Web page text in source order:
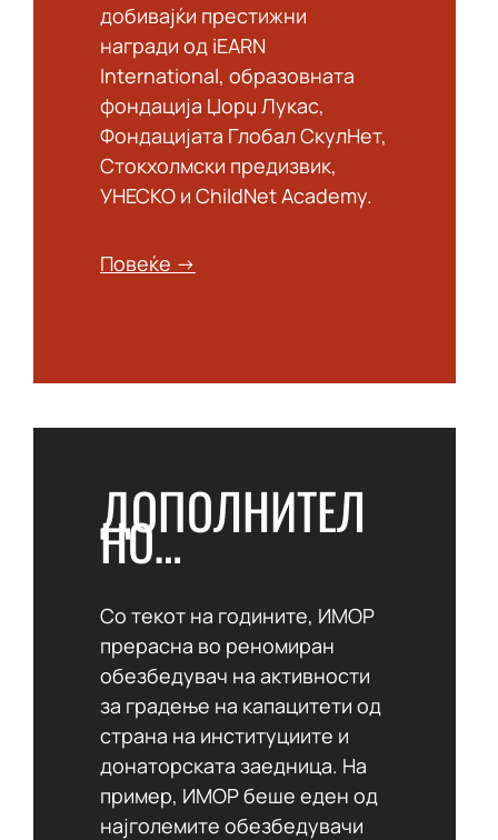
добивајќи престижни
награди од iEARN
International, образовната
фондација Џорџ Лукас,
Фондацијата Глобал СкулНет,
Стокхолмски предизвик,
УНЕСКО и ChildNet Academy.
Повеќе →
ДОПОЛНИТЕЛ
НО…
Со текот на годините, ИМОР
прерасна во реномиран
обезбедувач на активности
за градење на капацитети од
страна на институциите и
донаторската заедница. На
пример, ИМОР беше еден од
најголемите обезбедувачи